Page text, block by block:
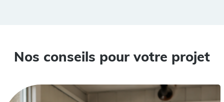
Nos conseils pour votre projet